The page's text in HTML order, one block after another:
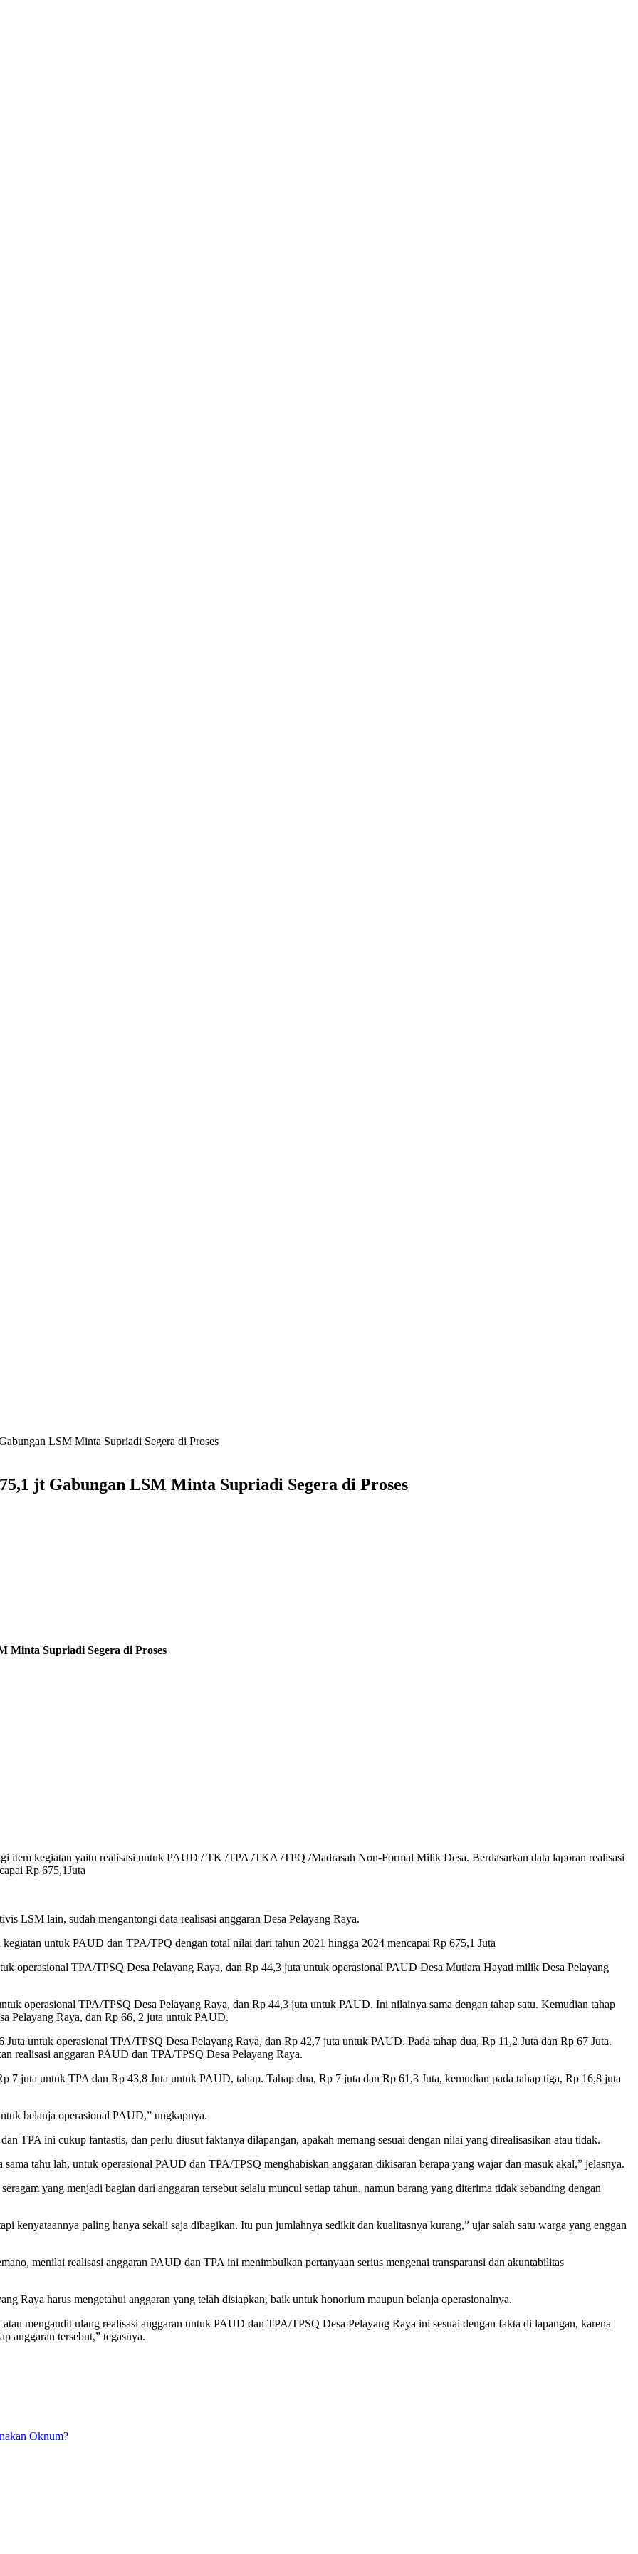
LSM Minta Supriadi Segera di Proses
jt Gabungan LSM Minta Supriadi Segera di Proses
Minta Supriadi Segera di Proses
item kegiatan yaitu realisasi untuk PAUD / TK /TPA /TKA /TPQ /Madrasah Non-Formal Milik Desa. Berdasarkan data laporan realisasi
Rp 675,1Juta
LSM lain, sudah mengantongi data realisasi anggaran Desa Pelayang Raya.
untuk PAUD dan TPA/TPQ dengan total nilai dari tahun 2021 hingga 2024 mencapai Rp 675,1 Juta
operasional TPA/TPSQ Desa Pelayang Raya, dan Rp 44,3 juta untuk operasional PAUD Desa Mutiara Hayati milik Desa Pelayang
operasional TPA/TPSQ Desa Pelayang Raya, dan Rp 44,3 juta untuk PAUD. Ini nilainya sama dengan tahap satu. Kemudian tahap
Pelayang Raya, dan Rp 66, 2 juta untuk PAUD.
Juta untuk operasional TPA/TPSQ Desa Pelayang Raya, dan Rp 42,7 juta untuk PAUD. Pada tahap dua, Rp 11,2 Juta dan Rp 67 Juta.
realisasi anggaran PAUD dan TPA/TPSQ Desa Pelayang Raya.
7 juta untuk TPA dan Rp 43,8 Juta untuk PAUD, tahap. Tahap dua, Rp 7 juta dan Rp 61,3 Juta, kemudian pada tahap tiga, Rp 16,8 juta
belanja operasional PAUD,” ungkapnya.
TPA ini cukup fantastis, dan perlu diusut faktanya dilapangan, apakah memang sesuai dengan nilai yang direalisasikan atau tidak.
tahu lah, untuk operasional PAUD dan TPA/TPSQ menghabiskan anggaran dikisaran berapa yang wajar dan masuk akal,” jelasnya.
yang menjadi bagian dari anggaran tersebut selalu muncul setiap tahun, namun barang yang diterima tidak sebanding dengan
kenyataannya paling hanya sekali saja dibagikan. Itu pun jumlahnya sedikit dan kualitasnya kurang,” ujar salah satu warga yang enggan
menilai realisasi anggaran PAUD dan TPA ini menimbulkan pertanyaan serius mengenai transparansi dan akuntabilitas
Raya harus mengetahui anggaran yang telah disiapkan, baik untuk honorium maupun belanja operasionalnya.
mengaudit ulang realisasi anggaran untuk PAUD dan TPA/TPSQ Desa Pelayang Raya ini sesuai dengan fakta di lapangan, karena
anggaran tersebut,” tegasnya.
Oknum?